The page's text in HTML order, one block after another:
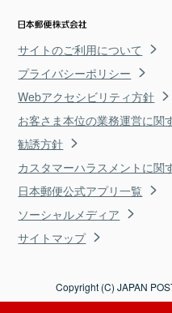
サイトのご利用について
プライバシーポリシー
Webアクセシビリティ方針
お客さま本位の業務運営に関
勧誘方針
カスタマーハラスメントに関
日本郵便公式アプリ一覧
ソーシャルメディア
サイトマップ
Copyright (C) JAPAN